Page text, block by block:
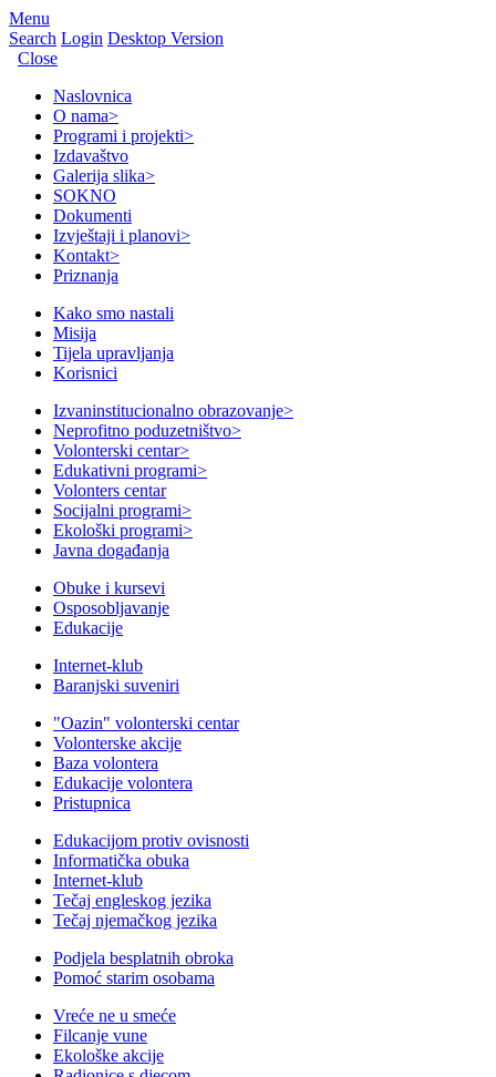
Menu
Search Login Desktop Version
Close
Naslovnica
O nama>
Programi i projekti>
Izdavaštvo
Galerija slika>
SOKNO
Dokumenti
Izvještaji i planovi>
Kontakt>
Priznanja
Kako smo nastali
Misija
Tijela upravljanja
Korisnici
Izvaninstitucionalno obrazovanje>
Neprofitno poduzetništvo>
Volonterski centar>
Edukativni programi>
Volonters centar
Socijalni programi>
Ekološki programi>
Javna događanja
Obuke i kursevi
Osposobljavanje
Edukacije
Internet-klub
Baranjski suveniri
"Oazin" volonterski centar
Volonterske akcije
Baza volontera
Edukacije volontera
Pristupnica
Edukacijom protiv ovisnosti
Informatička obuka
Internet-klub
Tečaj engleskog jezika
Tečaj njemačkog jezika
Podjela besplatnih obroka
Pomoć starim osobama
Vreće ne u smeće
Filcanje vune
Ekološke akcije